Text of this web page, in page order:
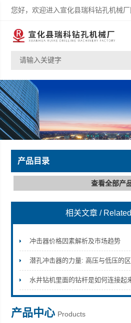
您好，欢迎进入宣化县瑞科钻孔机械厂
宣化县瑞科钻孔机械厂
产品目录
查看全部产
相关文章 /
冲击器价格因素解析及市场趋势
潜孔冲击器的力量: 高压与低压的区
水井钻机里面的钻杆是如何连接起
产品中心 Products